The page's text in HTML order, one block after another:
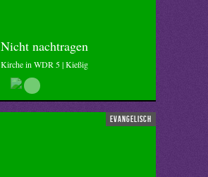
Nicht nachtragen
Kirche in WDR 5 | Kießig
evangelisch